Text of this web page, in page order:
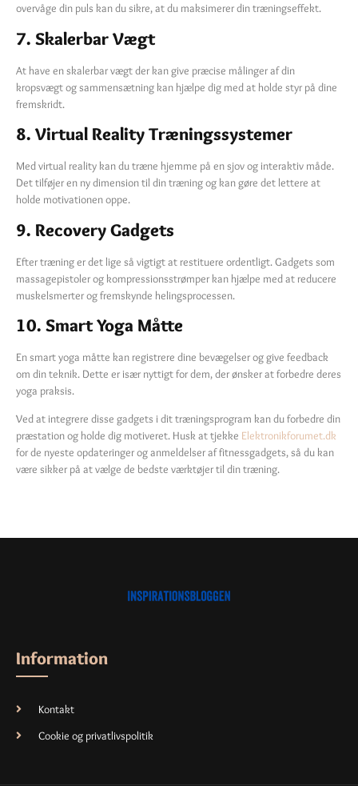
overvåge din puls kan du sikre, at du maksimerer din træningseffekt.
7. Skalerbar Vægt
At have en skalerbar vægt der kan give præcise målinger af din
kropsvægt og sammensætning kan hjælpe dig med at holde styr på dine
fremskridt.
8. Virtual Reality Træningssystemer
Med virtual reality kan du træne hjemme på en sjov og interaktiv måde.
Det tilføjer en ny dimension til din træning og kan gøre det lettere at
holde motivationen oppe.
9. Recovery Gadgets
Efter træning er det lige så vigtigt at restituere ordentligt. Gadgets som
massagepistoler og kompressionsstrømper kan hjælpe med at reducere
muskelsmerter og fremskynde helingsprocessen.
10. Smart Yoga Måtte
En smart yoga måtte kan registrere dine bevægelser og give feedback
om din teknik. Dette er især nyttigt for dem, der ønsker at forbedre deres
yoga praksis.
Ved at integrere disse gadgets i dit træningsprogram kan du forbedre din
præstation og holde dig motiveret. Husk at tjekke Elektronikforumet.dk
for de nyeste opdateringer og anmeldelser af fitnessgadgets, så du kan
være sikker på at vælge de bedste værktøjer til din træning.
Information
Kontakt
Cookie og privatlivspolitik